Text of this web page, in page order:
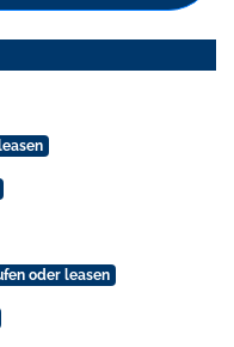
oder leasen